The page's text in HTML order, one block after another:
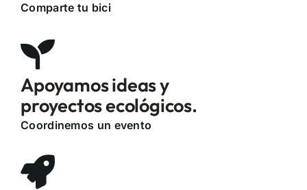
Comparte tu bici
Apoyamos ideas y
proyectos ecológicos.
Coordinemos un evento